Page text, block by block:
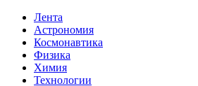
Лента
Астрономия
Космонавтика
Физика
Химия
Технологии